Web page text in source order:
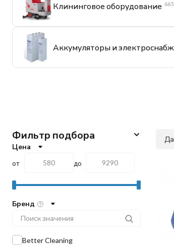
Клининговое оборудование
Аккумуляторы и
Фильтр подбора
Цена
от
до
Бренд
Better Cleaning